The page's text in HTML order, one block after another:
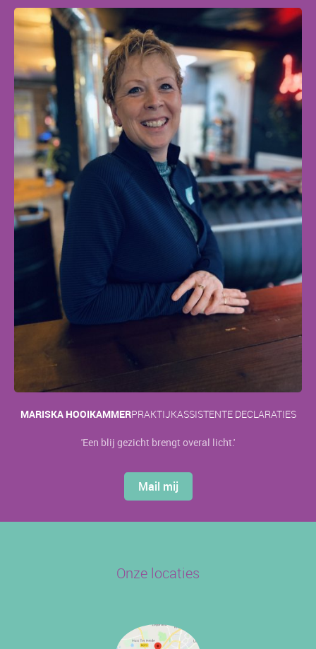
MARISKA HOOIKAMMERPRAKTIJKASSISTENTE DECLARATIES
'Een blij gezicht brengt overal licht.'
Mail mij
Onze locaties